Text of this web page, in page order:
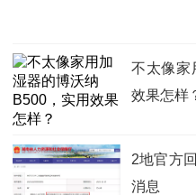
不太像家
效果怎样
2地官方
消息